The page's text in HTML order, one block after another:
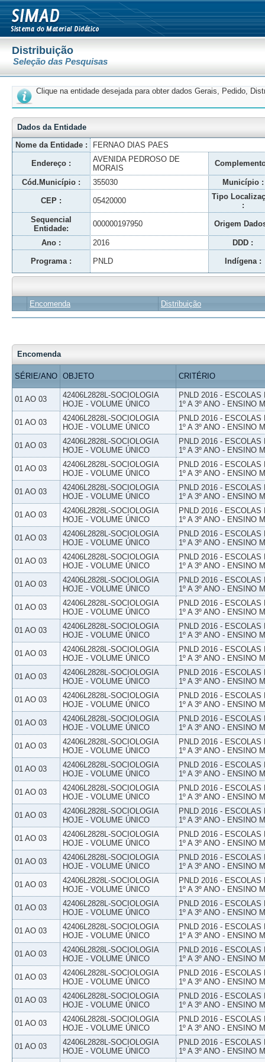
Distribuição
Seleção das Pesquisas
Clique na entidade desejada para obter dados Gerais, Pedido,
Dados da Entidade
Nome da Entidade :
FERNAO DIAS PAES
Endereço :
AVENIDA PEDROSO DE
MORAIS
Cód.Município : 355030 Município :
CEP : 05420000
Tipo
:
Sequencial
Entidade:
000000197950 Origem
Ano : 2016 DDD :
Programa : PNLD Indígena :
Encomenda Distribuição
Encomenda
SÉRIE/ANO OBJETO CRITÉRIO
01 AO 03
42406L2828L-SOCIOLOGIA
HOJE - VOLUME ÚNICO
PNLD 2016 -
1º A 3º ANO - ENSINO
01 AO 03
42406L2828L-SOCIOLOGIA
HOJE - VOLUME ÚNICO
PNLD 2016 -
1º A 3º ANO - ENSINO
01 AO 03
42406L2828L-SOCIOLOGIA
HOJE - VOLUME ÚNICO
PNLD 2016 -
1º A 3º ANO - ENSINO
01 AO 03
42406L2828L-SOCIOLOGIA
HOJE - VOLUME ÚNICO
PNLD 2016 -
1º A 3º ANO - ENSINO
01 AO 03
42406L2828L-SOCIOLOGIA
HOJE - VOLUME ÚNICO
PNLD 2016 -
1º A 3º ANO - ENSINO
01 AO 03
42406L2828L-SOCIOLOGIA
HOJE - VOLUME ÚNICO
PNLD 2016 -
1º A 3º ANO - ENSINO
01 AO 03
42406L2828L-SOCIOLOGIA
HOJE - VOLUME ÚNICO
PNLD 2016 -
1º A 3º ANO - ENSINO
01 AO 03
42406L2828L-SOCIOLOGIA
HOJE - VOLUME ÚNICO
PNLD 2016 -
1º A 3º ANO - ENSINO
01 AO 03
42406L2828L-SOCIOLOGIA
HOJE - VOLUME ÚNICO
PNLD 2016 -
1º A 3º ANO - ENSINO
01 AO 03
42406L2828L-SOCIOLOGIA
HOJE - VOLUME ÚNICO
PNLD 2016 -
1º A 3º ANO - ENSINO
01 AO 03
42406L2828L-SOCIOLOGIA
HOJE - VOLUME ÚNICO
PNLD 2016 -
1º A 3º ANO - ENSINO
01 AO 03
42406L2828L-SOCIOLOGIA
HOJE - VOLUME ÚNICO
PNLD 2016 -
1º A 3º ANO - ENSINO
01 AO 03
42406L2828L-SOCIOLOGIA
HOJE - VOLUME ÚNICO
PNLD 2016 -
1º A 3º ANO - ENSINO
01 AO 03
42406L2828L-SOCIOLOGIA
HOJE - VOLUME ÚNICO
PNLD 2016 -
1º A 3º ANO - ENSINO
01 AO 03
42406L2828L-SOCIOLOGIA
HOJE - VOLUME ÚNICO
PNLD 2016 -
1º A 3º ANO - ENSINO
01 AO 03
42406L2828L-SOCIOLOGIA
HOJE - VOLUME ÚNICO
PNLD 2016 -
1º A 3º ANO - ENSINO
01 AO 03
42406L2828L-SOCIOLOGIA
HOJE - VOLUME ÚNICO
PNLD 2016 -
1º A 3º ANO - ENSINO
01 AO 03
42406L2828L-SOCIOLOGIA
HOJE - VOLUME ÚNICO
PNLD 2016 -
1º A 3º ANO - ENSINO
01 AO 03
42406L2828L-SOCIOLOGIA
HOJE - VOLUME ÚNICO
PNLD 2016 -
1º A 3º ANO - ENSINO
01 AO 03
42406L2828L-SOCIOLOGIA
HOJE - VOLUME ÚNICO
PNLD 2016 -
1º A 3º ANO - ENSINO
01 AO 03
42406L2828L-SOCIOLOGIA
HOJE - VOLUME ÚNICO
PNLD 2016 -
1º A 3º ANO - ENSINO
01 AO 03
42406L2828L-SOCIOLOGIA
HOJE - VOLUME ÚNICO
PNLD 2016 -
1º A 3º ANO - ENSINO
01 AO 03
42406L2828L-SOCIOLOGIA
HOJE - VOLUME ÚNICO
PNLD 2016 -
1º A 3º ANO - ENSINO
01 AO 03
42406L2828L-SOCIOLOGIA
HOJE - VOLUME ÚNICO
PNLD 2016 -
1º A 3º ANO - ENSINO
01 AO 03
42406L2828L-SOCIOLOGIA
HOJE - VOLUME ÚNICO
PNLD 2016 -
1º A 3º ANO - ENSINO
01 AO 03
42406L2828L-SOCIOLOGIA
HOJE - VOLUME ÚNICO
PNLD 2016 -
1º A 3º ANO - ENSINO
01 AO 03
42406L2828L-SOCIOLOGIA
HOJE - VOLUME ÚNICO
PNLD 2016 -
1º A 3º ANO - ENSINO
01 AO 03
42406L2828L-SOCIOLOGIA
HOJE - VOLUME ÚNICO
PNLD 2016 -
1º A 3º ANO - ENSINO
01 AO 03
42406L2828L-SOCIOLOGIA
HOJE - VOLUME ÚNICO
PNLD 2016 -
1º A 3º ANO - ENSINO